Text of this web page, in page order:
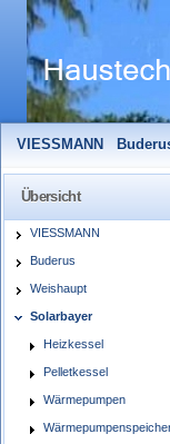
VIESSMANN
Solarfocus
Wolf
Übersicht
VIESSMANN
Buderus
Weishaupt
Solarbayer
Heizkessel
Pelletkessel
Wärmepumpen